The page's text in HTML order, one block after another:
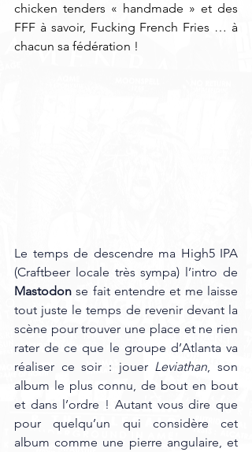
chicken tenders « handmade » et des
FFF à savoir, Fucking French Fries … à
chacun sa fédération !
Le temps de descendre ma High5 IPA
Mastodon se fait entendre et me laisse
tout juste le temps de revenir devant la
scène pour trouver une place et ne rien
rater de ce que le groupe d’Atlanta va
réaliser ce soir : jouer Leviathan , son
album le plus connu, de bout en bout
et dans l’ordre ! Autant vous dire que
pour quelqu’un qui considère cet
album comme une pierre angulaire, et